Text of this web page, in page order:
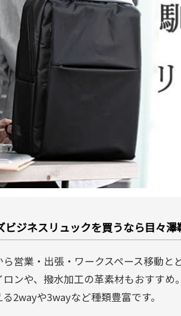
ビジネスリュックを買うなら目々澤
ら営業・出張・ワークスペース移動
ロンや、撥水加工の革素材もおすす
2wayや3wayなど種類豊富です。